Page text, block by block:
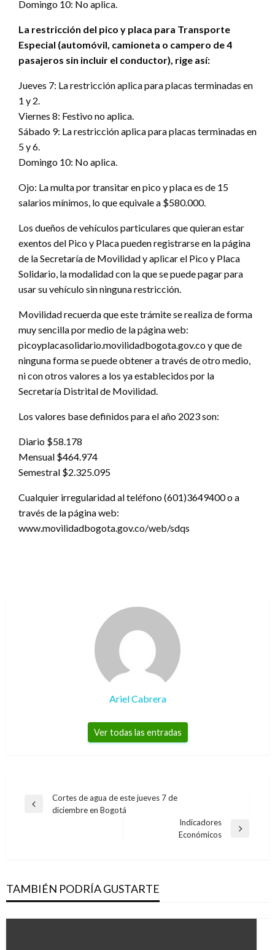
Domingo 10: No aplica.
La restricción del pico y placa para Transporte
Especial (automóvil, camioneta o campero de 4
pasajeros sin incluir el conductor), rige así:
Jueves 7: La restricción aplica para placas terminadas en
1 y 2.
Viernes 8: Festivo no aplica.
Sábado 9: La restricción aplica para placas terminadas en
5 y 6.
Domingo 10: No aplica.
Ojo: La multa por transitar en pico y placa es de 15
salarios mínimos, lo que equivale a $580.000.
Los dueños de vehículos particulares que quieran estar
exentos del Pico y Placa pueden registrarse en la página
de la Secretaría de Movilidad y aplicar el Pico y Placa
Solidario, la modalidad con la que se puede pagar para
usar su vehículo sin ninguna restricción.
Movilidad recuerda que este trámite se realiza de forma
muy sencilla por medio de la página web:
picoyplacasolidario.movilidadbogota.gov.co y que de
ninguna forma se puede obtener a través de otro medio,
ni con otros valores a los ya establecidos por la
Secretaría Distrital de Movilidad.
Los valores base definidos para el año 2023 son:
Diario $58.178
Mensual $464.974
Semestral $2.325.095
Cualquier irregularidad al teléfono (601)3649400 o a
través de la página web:
www.movilidadbogota.gov.co/web/sdqs
Ariel Cabrera
Ver todas las entradas
Navegación
Entrada
Cortes de agua de este jueves 7 de
diciembre en Bogotá
Indicadores
Económicos
TAMBIÉN PODRÍA GUSTARTE